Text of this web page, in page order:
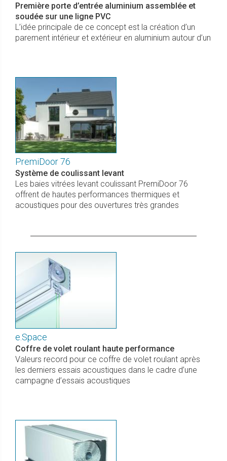
Première porte d’entrée aluminium assemblée et
soudée sur une ligne PVC
L’idée principale de ce concept est la création d’un
parement intérieur et extérieur en aluminium autour d’un
PremiDoor 76
Système de coulissant levant
Les baies vitrées levant coulissant PremiDoor 76
offrent de hautes performances thermiques et
acoustiques pour des ouvertures très grandes
e.Space
Coffre de volet roulant haute performance
Valeurs record pour ce coffre de volet roulant après
les derniers essais acoustiques dans le cadre d’une
campagne d’essais acoustiques